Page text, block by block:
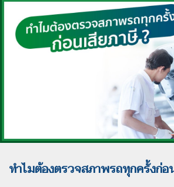
ทำไมต้องตรวจสภาพรถทุกครั้งก่อ